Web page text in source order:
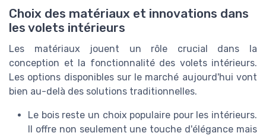
Choix des matériaux et innovations dans
les volets intérieurs
Les matériaux jouent un rôle crucial dans la
conception et la fonctionnalité des volets intérieurs.
Les options disponibles sur le marché aujourd'hui vont
bien au-delà des solutions traditionnelles.
Le bois reste un choix populaire pour les intérieurs.
Il offre non seulement une touche d'élégance mais